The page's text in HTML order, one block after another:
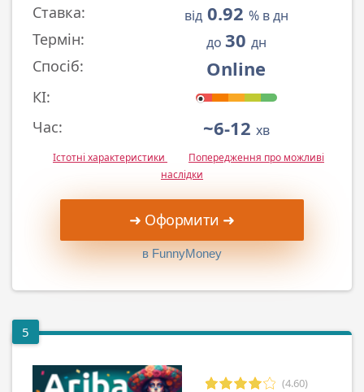
Ставка: від0.92 % в дн
Термін: до 30 дн
Спосіб: Online
КІ:
Час:
~6-12 хв
Істотні характеристики
Попередження про можливі
наслідки
➜ Оформити ➜
в FunnyMoney
5
(4.60)